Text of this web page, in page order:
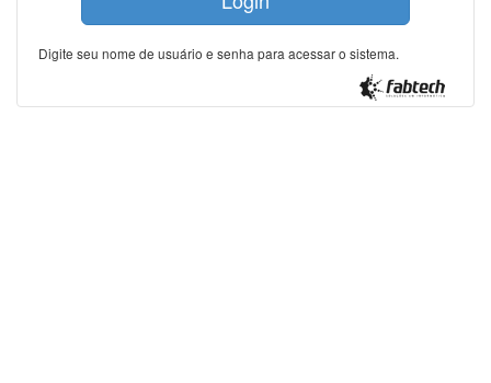
Digite seu nome de usuário e senha para acessar o sistema.